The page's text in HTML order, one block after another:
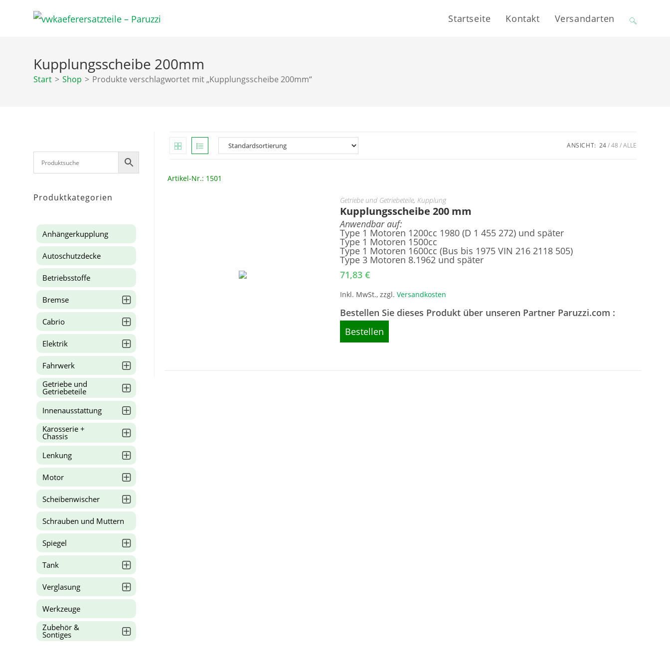
Startseite Kontakt Versandarten Website-
Kupplungsscheibe 200mm
Start > Shop > Produkte verschlagwortet mit „Kupplungsscheibe 200mm“
ANSICHT: 24 48 ALLE
Artikel-Nr.: 1501
Getriebe und Getriebeteile, Kupplung
Kupplungsscheibe 200 mm
Anwendbar auf:
Type 1 Motoren 1200cc 1980 (D 1 455 272) und später
Type 1 Motoren 1500cc
Type 1 Motoren 1600cc (Bus bis 1975 VIN 216 2118 505)
Type 3 Motoren 8.1962 und später
71,83 €
Inkl. MwSt., zzgl. Versandkosten
Bestellen Sie dieses Produkt über unseren Partner Paruzzi.com :
Bestellen
Produktkategorien
Anhängerkupplung
Autoschutzdecke
Betriebsstoffe
Bremse
Cabrio
Elektrik
Fahrwerk
Getriebe und
Getriebeteile
Innenausstattung
Karosserie +
Chassis
Lenkung
Motor
Scheibenwischer
Schrauben und Muttern
Spiegel
Tank
Verglasung
Werkzeuge
Zubehör &
Sontiges